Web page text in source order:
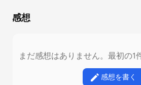
感想
まだ感想はありません。最初の1
感想を書く